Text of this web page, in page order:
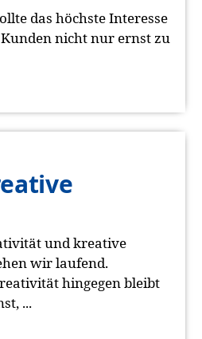
das höchste Interesse
nicht nur ernst zu
und kreative
wir laufend.
hingegen bleibt
...